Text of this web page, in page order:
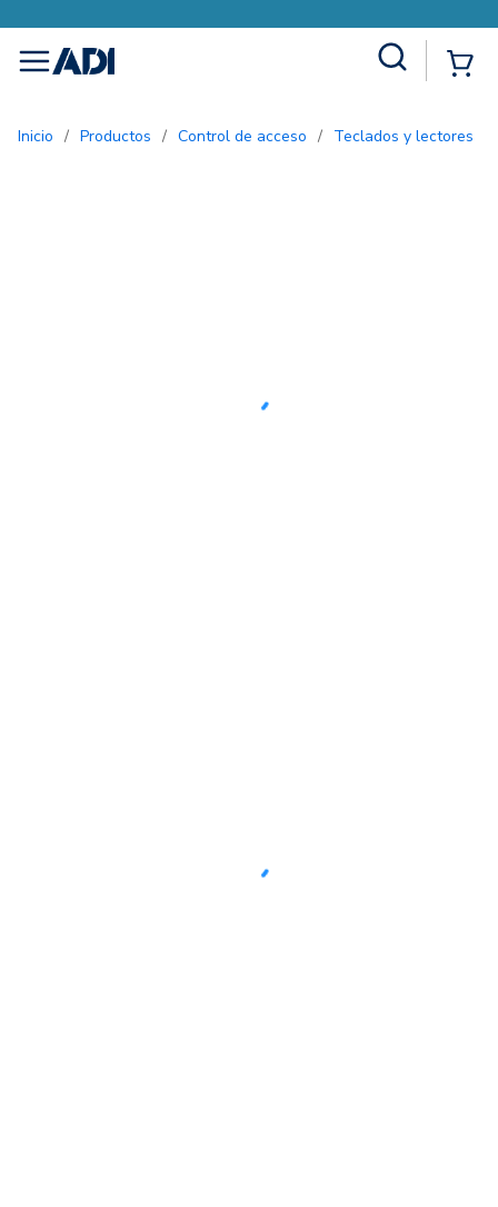
menu
Inicio / Productos / Control de acceso / Teclados y lectores